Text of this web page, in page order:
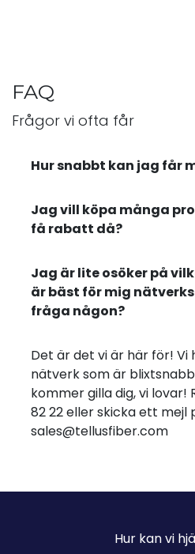
FAQ
Frågor vi ofta får
Hur snabbt kan jag får
Jag vill köpa många
få rabatt då?
Jag är lite osöker på
är bäst för mig
fråga någon?
Det är det vi är här för! Vi
nätverk som är
kommer gilla dig, vi lovar!
82 22 eller skicka ett mejl
sales@tellusfiber.com
Hur kan vi